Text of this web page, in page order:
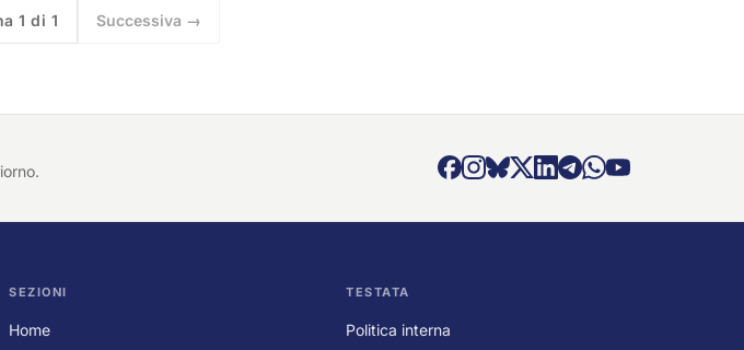
1 di 1 Successiva →
SEZIONI
Home
TESTATA
Politica interna